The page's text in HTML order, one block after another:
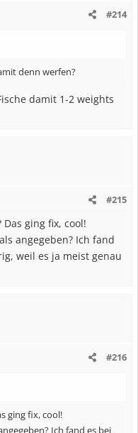
#214
denn werfen?
damit 1-2 weights
#215
ging fix, cool!
angegeben? Ich fand
weil es ja meist genau
#216
ging fix, cool!
Ich fand es bei